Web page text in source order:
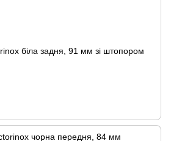
біла задня, 91 мм зі штопором